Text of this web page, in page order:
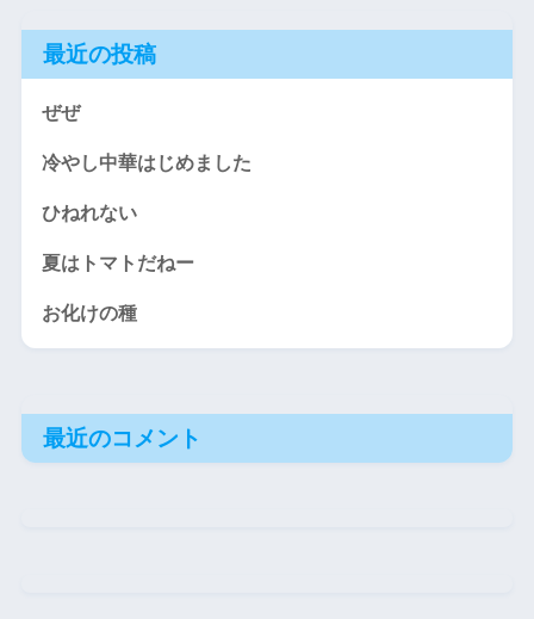
最近の投稿
ぜぜ
冷やし中華はじめました
ひねれない
夏はトマトだねー
お化けの種
最近のコメント